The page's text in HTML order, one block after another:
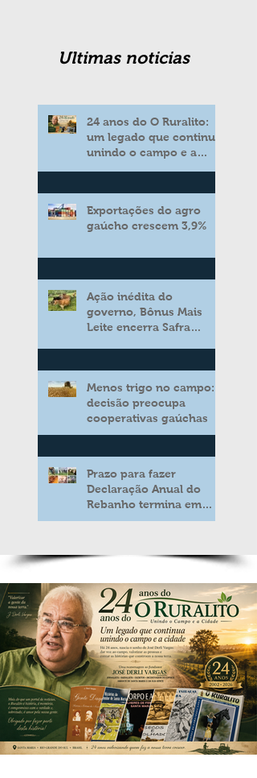
Ultimas noticias
24 anos do O Ruralito:
um legado que continua
unindo o campo e a
Exportações do agro
gaúcho crescem 3,9%
Ação inédita do
governo, Bônus Mais
Leite encerra Safra
aos produtores de leite
Menos trigo no campo:
decisão preocupa
cooperativas gaúchas
Prazo para fazer
Declaração Anual do
Rebanho termina em
duas semanas